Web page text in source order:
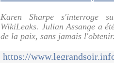
Karen Sharpe s'interroge
WikiLeaks. Julian Assange a
de la paix, sans jamais